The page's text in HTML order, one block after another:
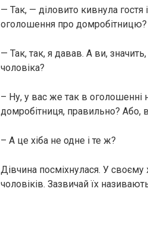
— Так, — діловито кивнула
оголошення про домробітницю?
— Так, так, я давав. А ви,
чоловіка?
– Ну, у вас же так в оголошенні
домробітниця, правильно? Або,
– А це хіба не одне і те ж?
Дівчина посміхнулася. У
чоловіків. Зазвичай їх